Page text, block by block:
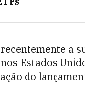
a
nos Estados
do